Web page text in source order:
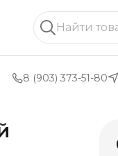
8 (903) 373-51-80